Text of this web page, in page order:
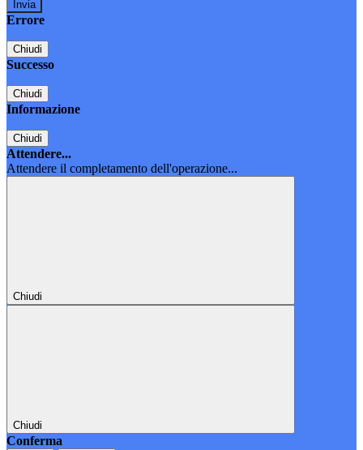
Errore
Chiudi
Successo
Chiudi
Informazione
Chiudi
Attendere...
Attendere il completamento dell'operazione...
Chiudi
Chiudi
Conferma